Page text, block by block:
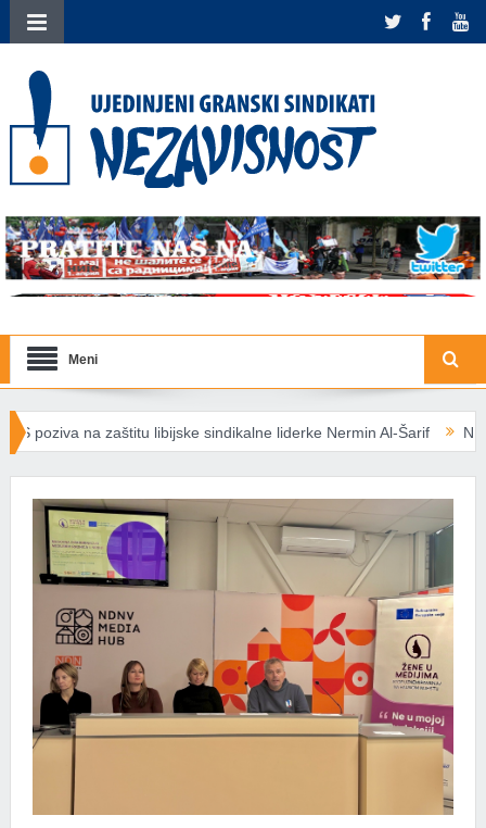
Meni
libijske sindikalne liderke Nermin Al-Šarif Nova energetska